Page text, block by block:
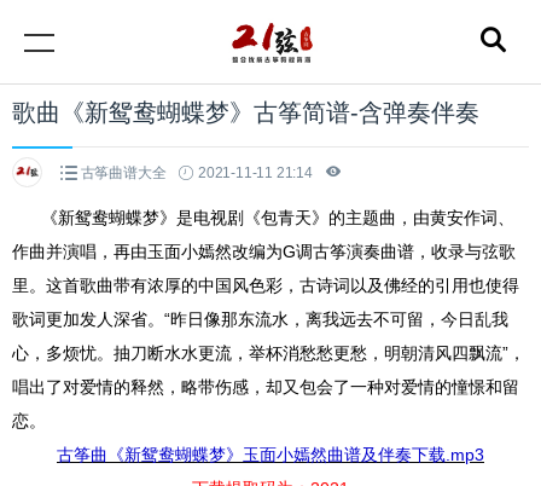
歌曲《新鸳鸯蝴蝶梦》古筝简谱-含弹奏伴奏
古筝曲谱大全 2021-11-11 21:14
《新鸳鸯蝴蝶梦》是电视剧《包青天》的主题曲，由黄安作词、
作曲并演唱，再由玉面小嫣然改编为G调古筝演奏曲谱，收录与弦歌
里。这首歌曲带有浓厚的中国风色彩，古诗词以及佛经的引用也使得
歌词更加发人深省。“昨日像那东流水，离我远去不可留，今日乱我
心，多烦忧。抽刀断水水更流，举杯消愁愁更愁，明朝清风四飘流”，
唱出了对爱情的释然，略带伤感，却又包会了一种对爱情的憧憬和留
恋。
古筝曲《新鸳鸯蝴蝶梦》玉面小嫣然曲谱及伴奏下载.mp3